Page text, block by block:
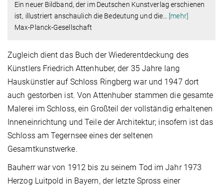
Ein neuer Bildband, der im Deutschen Kunstverlag erschienen
ist, illustriert anschaulich die Bedeutung und die
[mehr]
Max-Planck-Gesellschaft
Zugleich dient das Buch der Wiederentdeckung des
Künstlers Friedrich Attenhuber, der 35 Jahre lang
Hauskünstler auf Schloss Ringberg war und 1947 dort
auch gestorben ist. Von Attenhuber stammen die gesamte
Malerei im Schloss, ein Großteil der vollständig erhaltenen
Inneneinrichtung und Teile der Architektur; insofern ist das
Schloss am Tegernsee eines der seltenen
Gesamtkunstwerke.
Bauherr war von 1912 bis zu seinem Tod im Jahr 1973
Herzog Luitpold in Bayern, der letzte Spross einer